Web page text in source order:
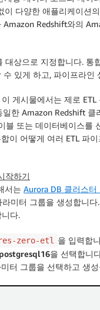
다양한 애플리케이션
Redshift와의
상으로 지정합니다. 통
있게 하고, 파이프라인
게시물에서는 제로
한 Amazon Redshift
블 또는 데이터베이스를
이 어떻게 여러 ETL 파
작하기
서는 Aurora DB 클러스터
미터 그룹을 생성합니다.
다.
zero-etl 을 입력합
을 선택합니
터 그룹을 선택하고 생성